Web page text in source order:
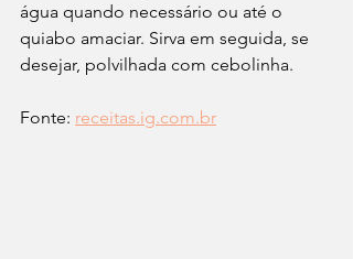
água quando necessário ou até o
quiabo amaciar. Sirva em seguida, se
desejar, polvilhada com cebolinha.
Fonte: receitas.ig.com.br